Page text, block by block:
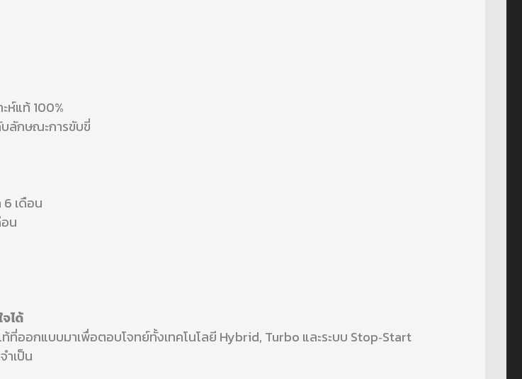
ห์แท้ 100%
ลักษณะการขับขี่
เดือน
น
ได้
ท้ที่ออกแบบมาเพื่อตอบโจทย์ทั้งเทคโนโลยี Hybrid, Turbo และระบบ Stop‑Start
ำเป็น